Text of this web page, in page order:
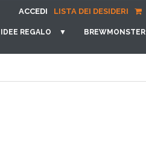
ACCEDI LISTA DEI DESIDERI
IDEE REGALO ▼ BREWMONSTER